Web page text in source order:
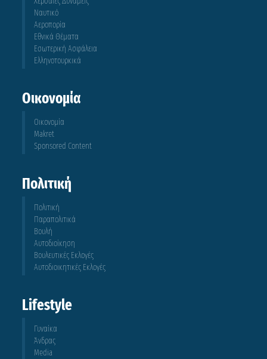
Ναυτικό
Αεροπορία
Εθνικά Θέματα
Εσωτερική Ασφάλεια
Ελληνοτουρκικά
Οικονομία
Οικονομία
Makret
Sponsored Content
Πολιτική
Πολιτική
Παραπολιτικά
Βουλή
Αυτοδιοίκηση
Βουλευτικές Εκλογές
Αυτοδιοικητικές Εκλογές
Lifestyle
Γυναίκα
Άνδρας
Media